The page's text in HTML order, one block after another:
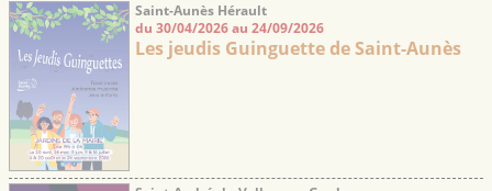
Saint-Aunès Hérault
du 30/04/2026 au 24/09/2026
Les jeudis Guinguette de Saint-Aunès